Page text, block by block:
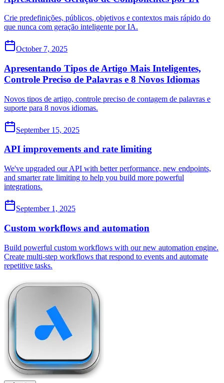
Crie predefinições, públicos, objetivos e contextos mais rápido do
que nunca com geração inteligente por IA.
October 7, 2025
Apresentando Tipos de Artigo Mais Inteligentes,
Controle Preciso de Palavras e 8 Novos Idiomas
Novos tipos de artigo, controle preciso de contagem de palavras e
suporte para 8 novos idiomas.
September 15, 2025
API improvements and rate limiting
We've upgraded our API with better performance, new endpoints,
and smarter rate limiting to help you build more powerful
integrations.
September 1, 2025
Custom workflows and automation
Build powerful custom workflows with our new automation engine.
Create multi-step workflows that respond to events and automate
repetitive tasks.